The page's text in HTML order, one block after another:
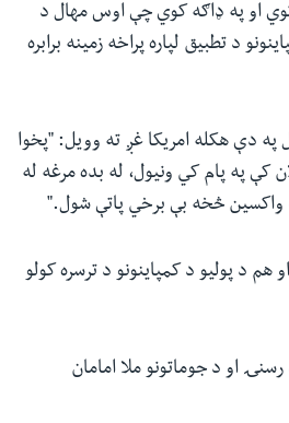
او په ډاګه کوي چې اوس مهال د
د تطبیق لپاره پراخه زمینه برابره
په دې هکله امریکا غږ ته وویل: "پخوا
کې په پام کي ونیول، له بده مرغه له
واکسین څخه بې برخي پاتې شول."
هم د پولیو د کمپاینونو د ترسره کولو
او د جوماتونو ملا امامان